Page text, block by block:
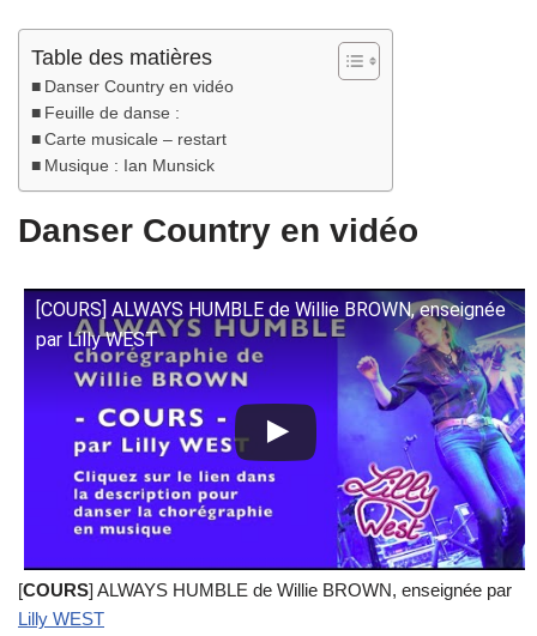
Table des matières
Danser Country en vidéo
Feuille de danse :
Carte musicale – restart
Musique : Ian Munsick
Danser Country en vidéo
[COURS] ALWAYS HUMBLE de Willie BROWN, enseignée
par Lilly WEST
[COURS] ALWAYS HUMBLE de Willie BROWN, enseignée par
Lilly WEST